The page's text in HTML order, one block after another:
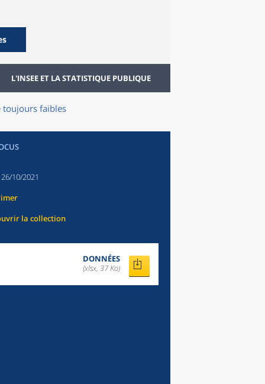
L'INSEE ET LA STATISTIQUE PUBLIQUE
toujours faibles
26/10/2021
la collection
DONNÉES
(xlsx, 37 Ko)